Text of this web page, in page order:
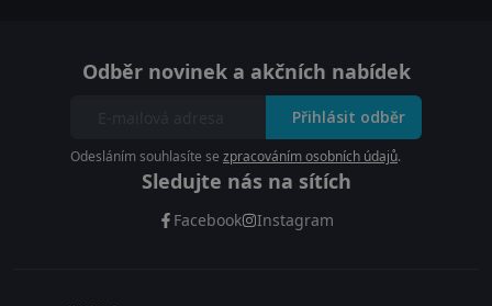
Odběr novinek a akčních nabídek
Přihlásit odběr
Odesláním souhlasíte se zpracováním osobních údajů.
Sledujte nás na sítích
Facebook Instagram